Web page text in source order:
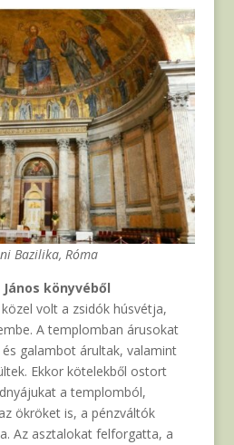
Bazilika, Róma
János könyvéből
volt a zsidók húsvétja,
A templomban árusokat
galambot árultak, valamint
Ekkor kötelekből ostort
a templomból,
ökröket is, a pénzváltók
Az asztalokat felforgatta, a